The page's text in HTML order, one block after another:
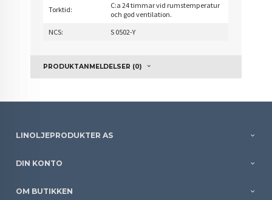
Torktid:
C:a 24 timmar vid rumstemperatur
och god ventilation.
NCS:
S 0502-Y
PRODUKTANMELDELSER (0)
LINOLJEPRODUKTER AS
DIN KONTO
OM BUTIKKEN